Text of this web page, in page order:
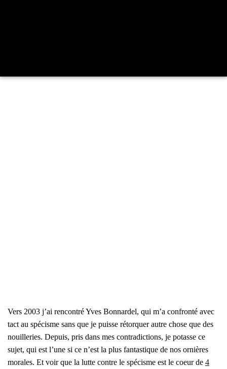
Vers 2003 j’ai ren­con­tré Yves Bon­nar­del, qui m’a confron­té avec
tact au spé­cisme sans que je puisse rétor­quer autre chose que des
nouille­ries. Depuis, pris dans mes contra­dic­tions, je potasse ce
sujet, qui est l’une si ce n’est la plus fan­tas­tique de nos ornières
morales. Et voir que la lutte contre le spé­cisme est le coeur de 4